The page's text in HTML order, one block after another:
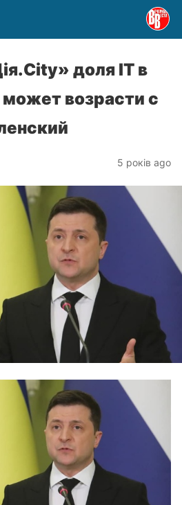
доля ІТ в
возрасти с
5 років ago